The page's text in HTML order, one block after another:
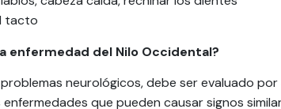
tacto
enfermedad del Nilo Occidental?
neurológicos, debe ser evaluado por
que pueden causar signos